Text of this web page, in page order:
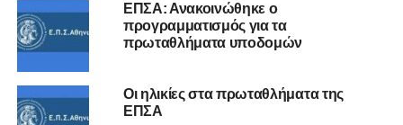
ΕΠΣΑ: Ανακοινώθηκε ο
προγραμματισμός για τα
πρωταθλήματα υποδομών
Οι ηλικίες στα πρωταθλήματα της
ΕΠΣΑ